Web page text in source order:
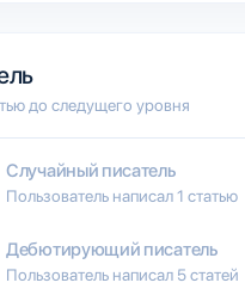
до следущего уровня
Случайный писатель
Пользователь написал 1 статью
Дебютирующий писатель
Пользователь написал 5 статей